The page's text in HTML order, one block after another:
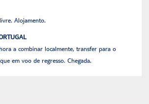
Alojamento.
a combinar localmente, transfer para o
em voo de regresso. Chegada.